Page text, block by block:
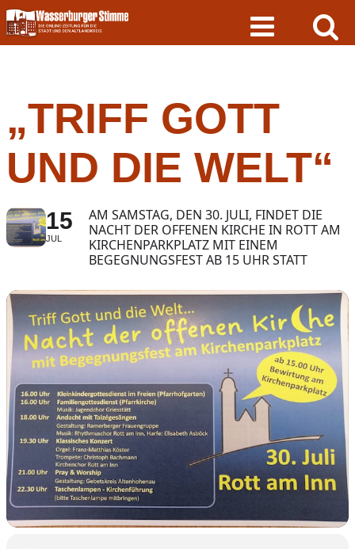
Skip
to
content
„TRIFF GOTT
UND DIE WELT“
15
JUL
AM SAMSTAG, DEN 30. JULI, FINDET DIE
NACHT DER OFFENEN KIRCHE IN ROTT AM
KIRCHENPARKPLATZ MIT EINEM
BEGEGNUNGSFEST AB 15 UHR STATT